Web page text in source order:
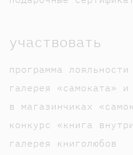
участвовать
программа лояльности
галерея «самоката»
в магазинчиках
конкурс «книга
галерея книголюбов